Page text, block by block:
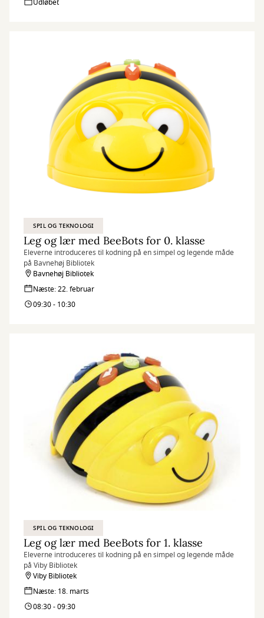
Udløbet
SPIL OG TEKNOLOGI
Leg og lær med BeeBots for 0. klasse
Eleverne introduceres til kodning på en simpel og legende måde
på Bavnehøj Bibliotek
Bavnehøj Bibliotek
Næste: 22. februar
09:30 - 10:30
SPIL OG TEKNOLOGI
Leg og lær med BeeBots for 1. klasse
Eleverne introduceres til kodning på en simpel og legende måde
på Viby Bibliotek
Viby Bibliotek
Næste: 18. marts
08:30 - 09:30